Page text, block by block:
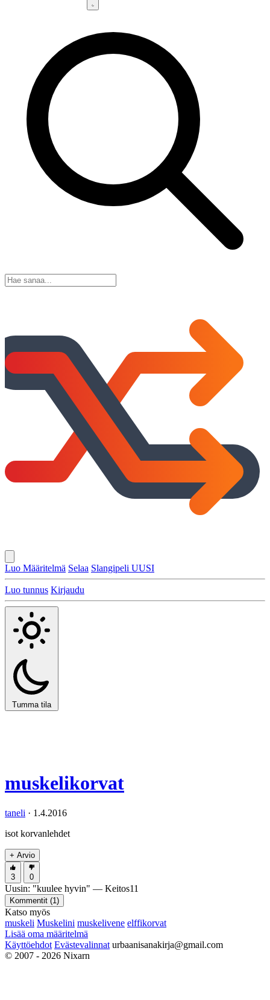
Luo Määritelmä Selaa Slangipeli UUSI
Luo tunnus Kirjaudu
Tumma tila
muskelikorvat
taneli · 1.4.2016
isot korvanlehdet
+ Arvio
3 0
Uusin: "kuulee hyvin" — Keitos11
Kommentit (1 )
Katso myös
muskeli Muskelini muskelivene elffikorvat
Lisää oma määritelmä
Käyttöehdot Evästevalinnat urbaanisanakirja@gmail.com
© 2007 - 2026 Nixarn